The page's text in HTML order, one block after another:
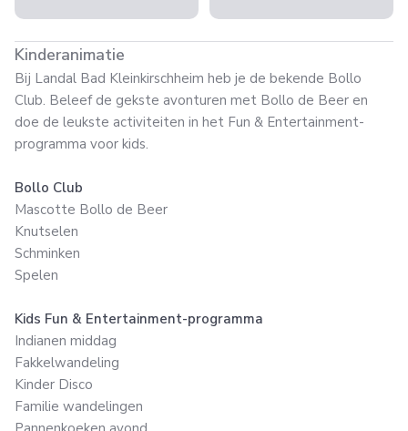
Kinderanimatie
Bij Landal Bad Kleinkirschheim heb je de bekende Bollo
Club. Beleef de gekste avonturen met Bollo de Beer en
doe de leukste activiteiten in het Fun & Entertainment-
programma voor kids.
Bollo Club
Mascotte Bollo de Beer
Knutselen
Schminken
Spelen
Kids Fun & Entertainment-programma
Indianen middag
Fakkelwandeling
Kinder Disco
Familie wandelingen